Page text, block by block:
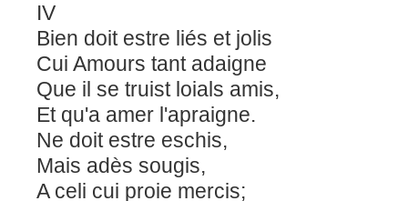
IV
Bien doit estre liés et jolis
Cui Amours tant adaigne
Que il se truist loials amis,
Et qu'a amer l'apraigne.
Ne doit estre eschis,
Mais adès sougis,
A celi cui proie mercis;